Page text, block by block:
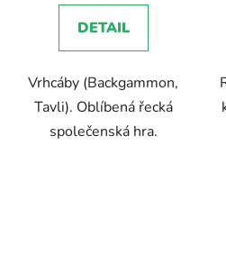
DETAIL
Vrhcáby (Backgammon,
Tavli). Oblíbená řecká
společenská hra.